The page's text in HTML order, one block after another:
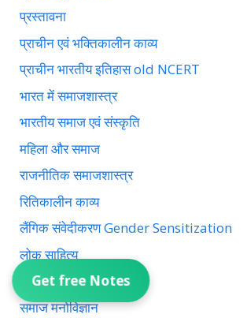
Get free Notes
प्रस्तावना
प्राचीन एवं भक्तिकालीन काव्य
प्राचीन भारतीय इतिहास old NCERT
भारत में समाजशास्त्र
भारतीय समाज एवं संस्कृति
महिला और समाज
राजनीतिक समाजशास्त्र
रितिकालीन काव्य
लैंगिक संवेदीकरण Gender Sensitization
लोक साहित्य
शिक्षा का समाजशास्त्र
समाज मनोविज्ञान